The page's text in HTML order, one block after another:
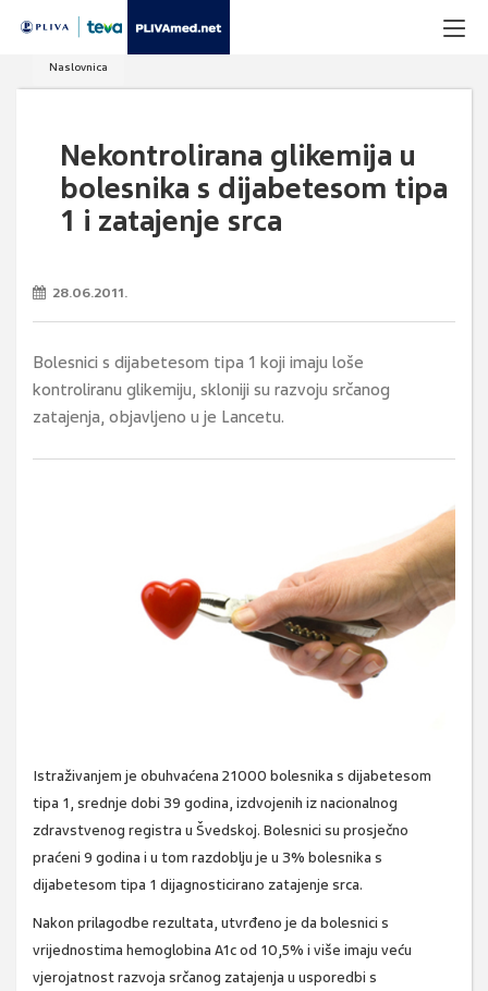
Naslovnica
Nekontrolirana glikemija u
bolesnika s dijabetesom tipa
1 i zatajenje srca
28.06.2011.
Bolesnici s dijabetesom tipa 1 koji imaju loše
kontroliranu glikemiju, skloniji su razvoju srčanog
zatajenja, objavljeno u je Lancetu.
Istraživanjem je obuhvaćena 21000 bolesnika s dijabetesom
tipa 1, srednje dobi 39 godina, izdvojenih iz nacionalnog
zdravstvenog registra u Švedskoj. Bolesnici su prosječno
praćeni 9 godina i u tom razdoblju je u 3% bolesnika s
dijabetesom tipa 1 dijagnosticirano zatajenje srca.
Nakon prilagodbe rezultata, utvrđeno je da bolesnici s
vrijednostima hemoglobina A1c od 10,5% i više imaju veću
vjerojatnost razvoja srčanog zatajenja u usporedbi s